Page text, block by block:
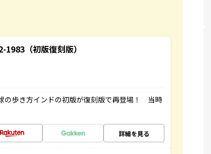
（初版復刻版）
の歩き方インドの初版が復刻版で再登場！ 当時
詳細を見る